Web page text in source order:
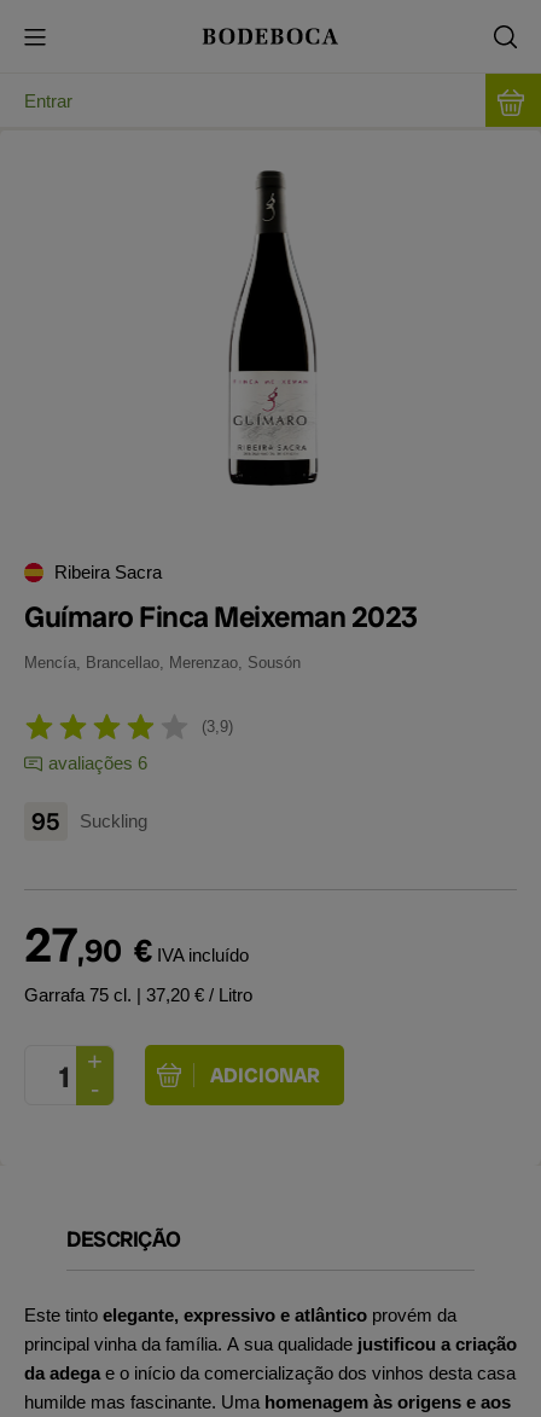
Entrar
Ribeira Sacra
Guímaro Finca Meixeman 2023
Mencía, Brancellao, Merenzao, Sousón
3,9
avaliações 6
95 Suckling
27,90 € IVA incluído
Garrafa 75 cl. | 37,20 € / Litro
DESCRIÇÃO
Este tinto elegante, expressivo e atlântico provém da
principal vinha da família. A sua qualidade justificou a criação
da adega e o início da comercialização dos vinhos desta casa
humilde mas fascinante. Uma homenagem às origens e aos